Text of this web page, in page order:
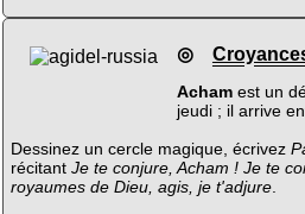
◎
Achamest un
jeudi ; il arrive
Dessinez un cercle magique, écrivez
récitant Je te conjure, Acham ! Je te
royaumes de Dieu, agis, je t'adjure.